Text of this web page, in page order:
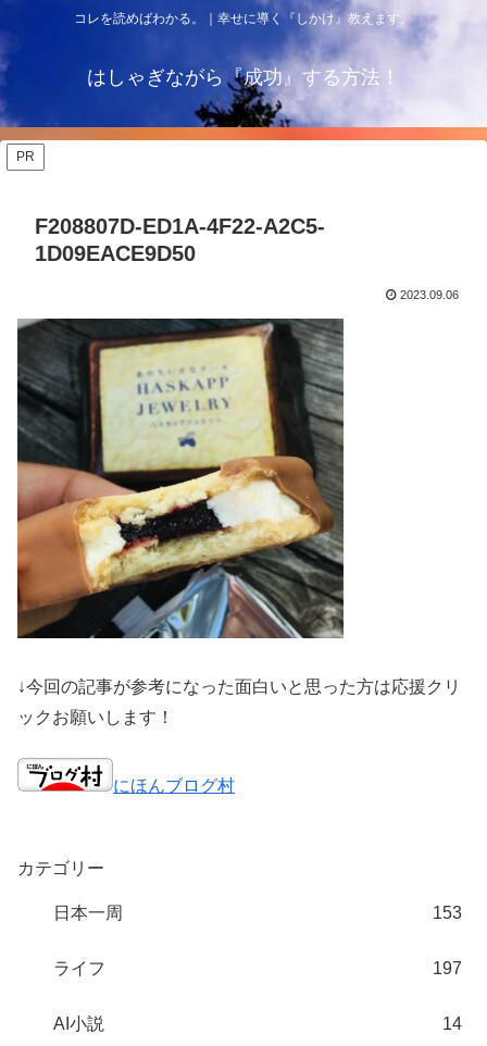
コレを読めばわかる。｜幸せに導く『しかけ』教えます。
はしゃぎながら『成功』する方法！
PR
F208807D-ED1A-4F22-A2C5-
1D09EACE9D50
2023.09.06
↓今回の記事が参考になった面白いと思った方は応援クリ
ックお願いします！
にほんブログ村
カテゴリー
日本一周 153
ライフ 197
AI小説 14